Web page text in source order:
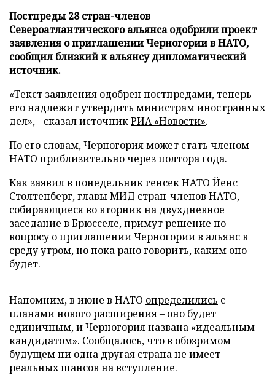
Постпреды 28 стран-членов
Североатлантического альянса одобрили проект
заявления о приглашении Черногории в НАТО,
сообщил близкий к альянсу дипломатический
источник.
«Текст заявления одобрен постпредами, теперь
его надлежит утвердить министрам иностранных
дел», - сказал источникРИА «Новости».
По его словам, Черногория может стать членом
НАТО приблизительно через полтора года.
Как заявил в понедельник генсек НАТО Йенс
Столтенберг, главы МИД стран-членов НАТО,
собирающиеся во вторник на двухдневное
заседание в Брюсселе, примут решение по
вопросу о приглашении Черногории в альянс в
среду утром, но пока рано говорить, каким оно
будет.
Напомним, в июне в НАТО определились с
планами нового расширения – оно будет
единичным, и Черногория названа «идеальным
кандидатом». Сообщалось, что в обозримом
будущем ни одна другая страна не имеет
реальных шансов на вступление.